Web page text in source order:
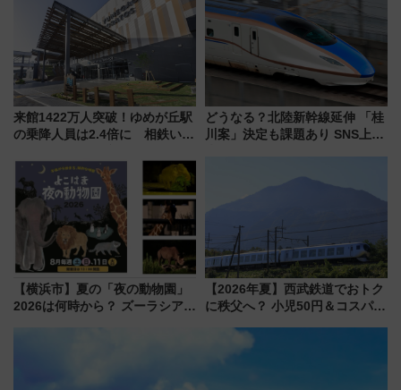
場
来館1422万人突破！ゆめが丘駅
の乗降人員は2.4倍に 相鉄いず
年祭にそうにゃん＆DB.スター
マンが登場
どうなる？北陸新幹線延伸 「桂
川案」決定も課題あり SNS上の
【横浜市】夏の「夜の動物園」
2026は何時から？ ズーラシア・
【2026年夏】西武鉄道でおトク
に秩父へ？ 小児50円＆コスパ最
族旅行！ 深夜の正丸トンネル探